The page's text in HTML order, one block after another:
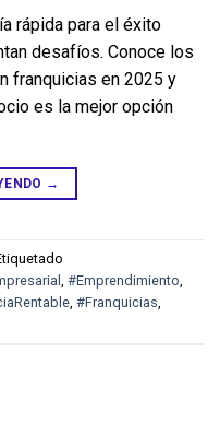
rápida para el éxito
desafíos. Conoce los
franquicias en 2025 y
es la mejor opción
→
#Emprendimiento
#Franquicias